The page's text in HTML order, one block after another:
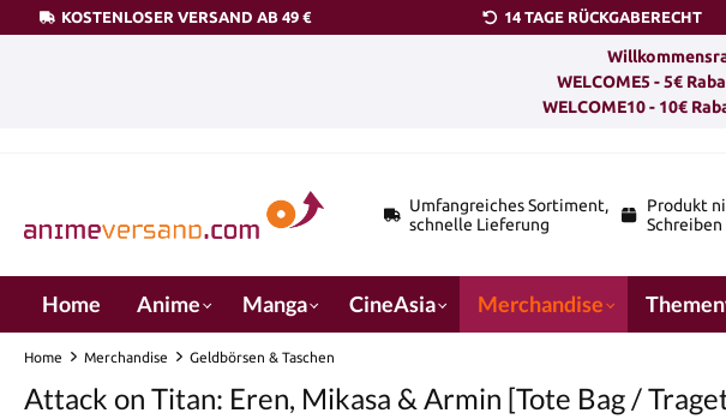
Zur Hauptnavigation springen
KOSTENLOSER VERSAND AB 49 € 14 TAGE RÜCKGABERECHT
WELCOME5 - 5€
WELCOME10 - 10€
Umfangreiches Sortiment,
schnelle Lieferung
Produkt
Schreiben
Home Anime Manga CineAsia Merchandise
Home Merchandise Geldbörsen & Taschen
Attack on Titan: Eren, Mikasa & Armin [Tote Bag /